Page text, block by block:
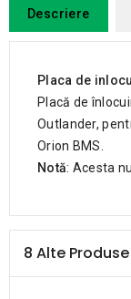
Descriere
Placa de
Placă de
Outlander,
Orion BMS.
Notă: Acesta
8 Alte